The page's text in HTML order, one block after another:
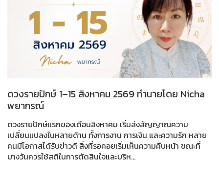
ดวงรายปักษ์ 1–15 สิงหาคม 2569 ทำนายโดย Nicha
พยากรณ์
ดวงรายปักษ์แรกของเดือนสิงหาคม เริ่มส่งสัญญาณความ
เปลี่ยนแปลงในหลายด้าน ทั้งการงาน การเงิน และความรัก หลาย
คนมีโอกาสได้รับข่าวดี สิ่งที่รอคอยเริ่มเห็นความคืบหน้า ขณะที่
บางวันควรใช้สติในการตัดสินใจและบริห...